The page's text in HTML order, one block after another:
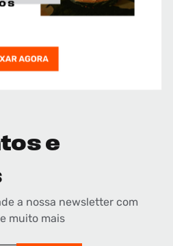
e
a nossa newsletter com
muito mais